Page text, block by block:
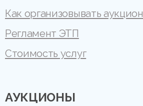
Как организовывать аукцион
Регламент ЭТП
Стоимость услуг
АУКЦИОНЫ